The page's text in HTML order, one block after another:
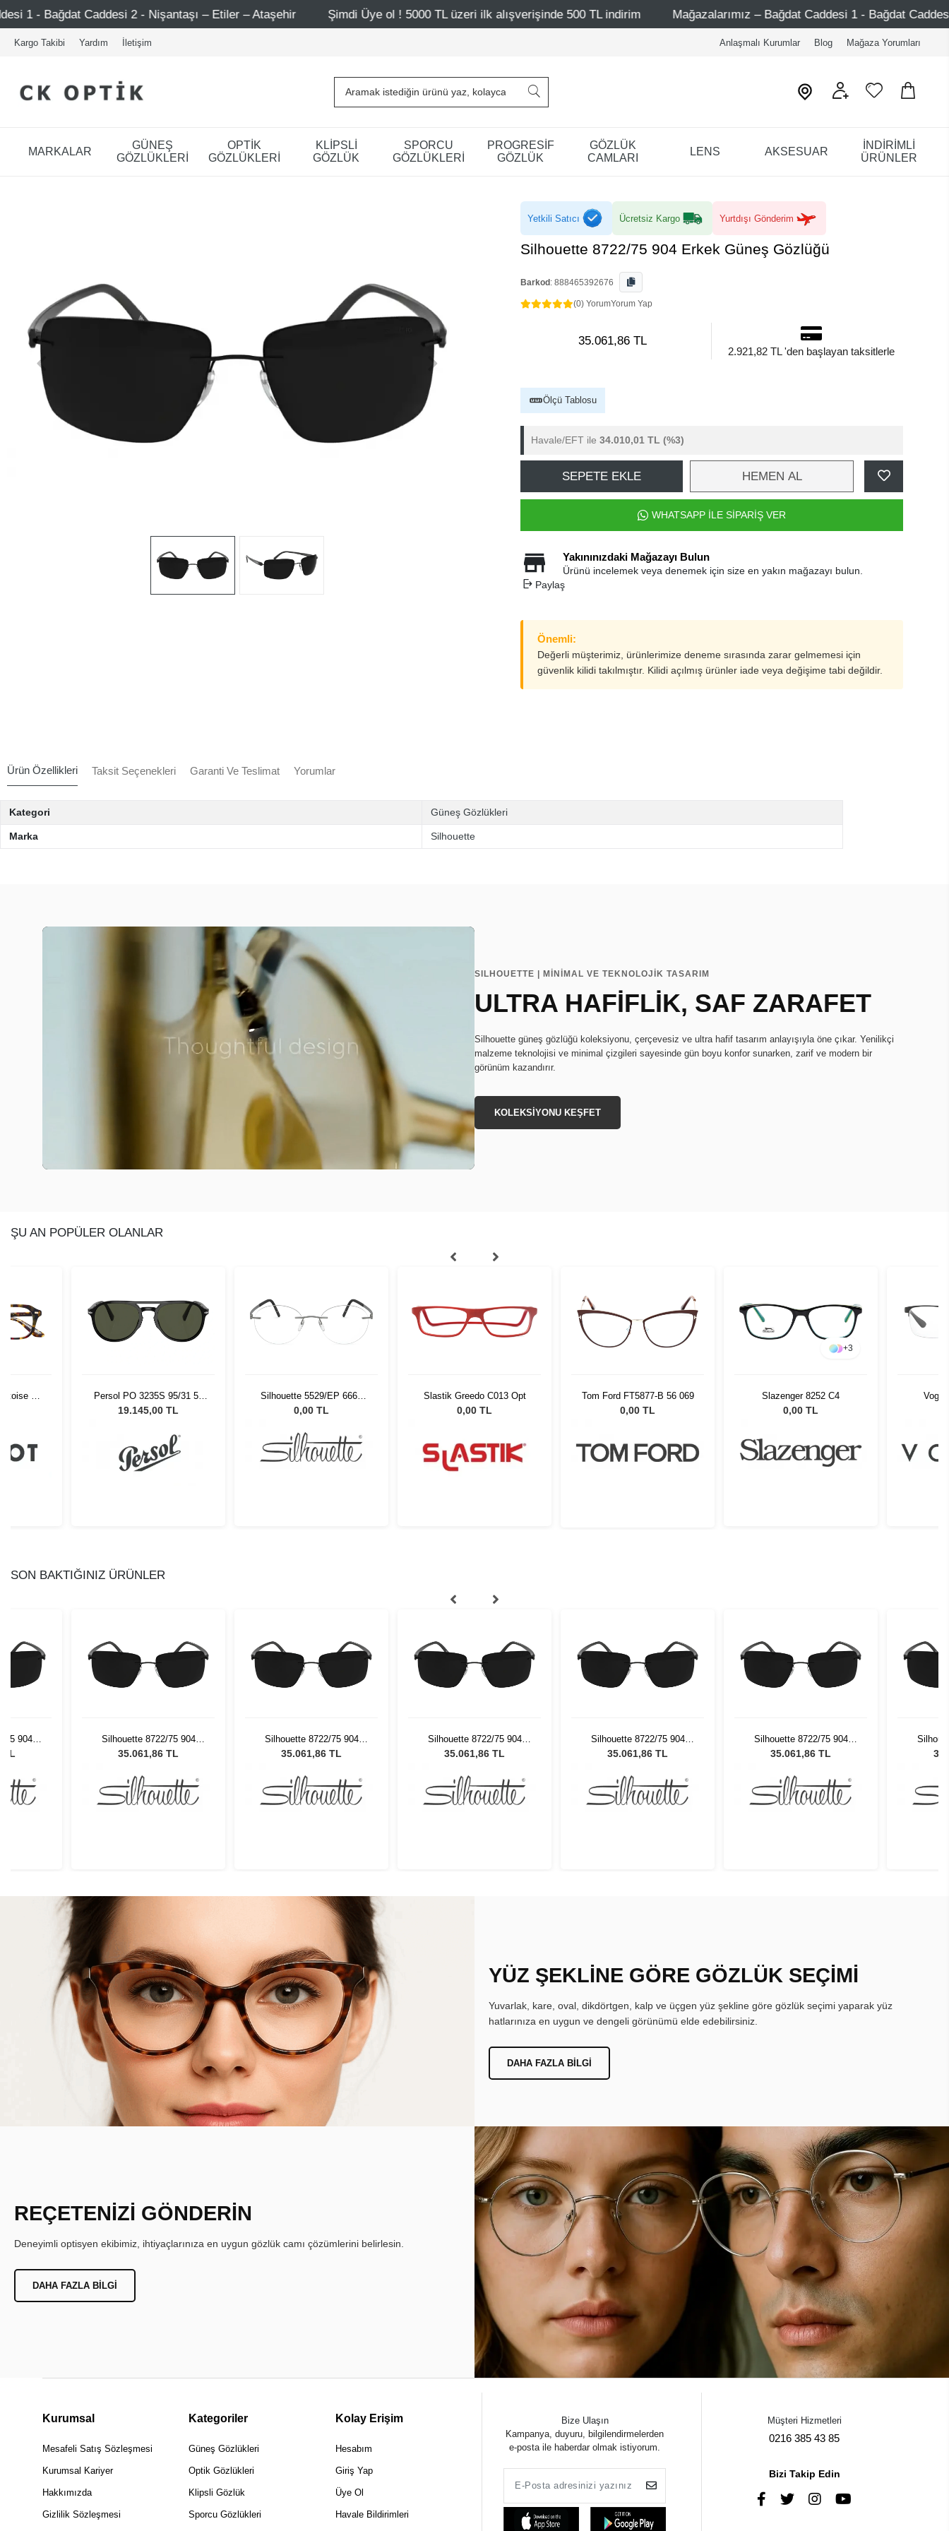
2 - Nişantaşı – Etiler – Ataşehir Şimdi Üye ol ! 5000 TL üzeri ilk alışverişinde 500 TL indirim Mağazalarımız – Bağdat Caddesi 1 - Bağdat Caddesi 2 - Nişantaşı –
Kargo Takibi Yardım İletişim Anlaşmalı Kurumlar Blog Mağaza Yorumları
MARKALAR
GÜNEŞ
GÖZLÜKLERİ
OPTİK
GÖZLÜKLERİ
KLİPSLİ
GÖZLÜK
SPORCU
GÖZLÜKLERİ
PROGRESİF
GÖZLÜK
GÖZLÜK
CAMLARI
LENS AKSESUAR
İNDİRİMLİ
ÜRÜNLER
Yetkili Satıcı Ücretsiz Kargo Yurtdışı Gönderim
Silhouette 8722/75 904 Erkek Güneş Gözlüğü
Barkod : 888465392676
(0) YorumYorum Yap
35.061,86 TL
2.921,82 TL 'den başlayan taksitlerle
Ölçü Tablosu
Havale/EFT ile 34.010,01 TL (%3)
SEPETE EKLE HEMEN AL
WHATSAPP İLE SİPARİŞ VER
Yakınınızdaki Mağazayı Bulun
Ürünü incelemek veya denemek için size en yakın mağazayı bulun.
Paylaş
Önemli:
Değerli müşterimiz, ürünlerimize deneme sırasında zarar gelmemesi için
güvenlik kilidi takılmıştır. Kilidi açılmış ürünler iade veya değişime tabi değildir.
Ürün Özellikleri Taksit Seçenekleri Garanti Ve Teslimat Yorumlar
Kategori Güneş Gözlükleri
Marka Silhouette
SILHOUETTE | MİNİMAL VE TEKNOLOJİK TASARIM
ULTRA HAFİFLİK, SAF ZARAFET
Silhouette güneş gözlüğü koleksiyonu, çerçevesiz ve ultra hafif tasarım anlayışıyla öne çıkar. Yenilikçi
malzeme teknolojisi ve minimal çizgileri sayesinde gün boyu konfor sunarken, zarif ve modern bir
görünüm kazandırır.
KOLEKSİYONU KEŞFET
ŞU AN POPÜLER OLANLAR
52
Persol PO 3235S 95/31 55
Unisex Güneş Gözlüğü
19.145,00 TL
Silhouette 5529/EP 6660
48/20
0,00 TL
Slastik Greedo C013 Opt
0,00 TL
Tom Ford FT5877-B 56 069
0,00 TL
+3
Slazenger 8252 C4
0,00 TL
SON BAKTIĞINIZ ÜRÜNLER
75 904
TL
Silhouette 8722/75 904
Erkek Güneş Gözlüğü
35.061,86 TL
Silhouette 8722/75 904
Erkek Güneş Gözlüğü
35.061,86 TL
Silhouette 8722/75 904
Erkek Güneş Gözlüğü
35.061,86 TL
Silhouette 8722/75 904
Erkek Güneş Gözlüğü
35.061,86 TL
Silhouette 8722/75 904
Erkek Güneş Gözlüğü
35.061,86 TL
Erkek
YÜZ ŞEKLİNE GÖRE GÖZLÜK SEÇİMİ
Yuvarlak, kare, oval, dikdörtgen, kalp ve üçgen yüz şekline göre gözlük seçimi yaparak yüz
hatlarınıza en uygun ve dengeli görünümü elde edebilirsiniz.
DAHA FAZLA BILGI
REÇETENİZİ GÖNDERİN
Deneyimli optisyen ekibimiz, ihtiyaçlarınıza en uygun gözlük camı çözümlerini belirlesin.
DAHA FAZLA BILGI
Kurumsal
Mesafeli Satış Sözleşmesi
Kurumsal Kariyer
Hakkımızda
Gizlilik Sözleşmesi
Kategoriler
Güneş Gözlükleri
Optik Gözlükleri
Klipsli Gözlük
Sporcu Gözlükleri
Kolay Erişim
Hesabım
Giriş Yap
Üye Ol
Havale Bildirimleri
Bize Ulaşın
Kampanya, duyuru, bilgilendirmelerden
e-posta ile haberdar olmak istiyorum.
Müşteri Hizmetleri
0216 385 43 85
Bizi Takip Edin